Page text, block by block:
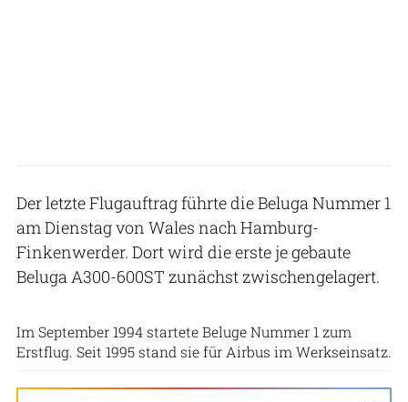
Der letzte Flugauftrag führte die Beluga Nummer 1
am Dienstag von Wales nach Hamburg-
Finkenwerder. Dort wird die erste je gebaute
Beluga A300-600ST zunächst zwischengelagert.
Im September 1994 startete Beluge Nummer 1 zum
Erstflug. Seit 1995 stand sie für Airbus im Werkseinsatz.